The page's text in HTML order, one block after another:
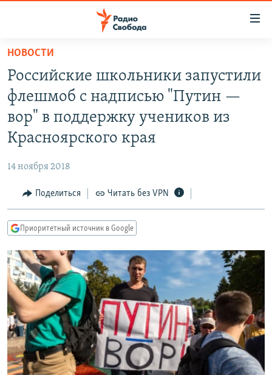
упрощенного
доступа
Вернуться
основному
содержанию
Вернутся
навигации
Вернутся
ПОДКАСТЫ
АВТОРСКИЕ ПРОЕКТЫ
ЦИТАТЫ СВОБОДЫ
КУЛЬТУРА
IDEL.РЕАЛИИ
КАВКАЗ.РЕАЛИИ
СИБИРЬ.РЕАЛИИ
РАСПИСАНИЕ ВЕЩАНИЯ
ПОДПИШИТЕСЬ НА РАССЫЛКУ
СОЦИАЛЬНЫЕ СЕТИ
НОВОСТИ
Российские школьники запустили
флешмоб с надписью "Путин —
вор" в поддержку учеников из
Красноярского края
14 ноября 2018
Поделиться Читать без VPN
Приоритетный источник в Google